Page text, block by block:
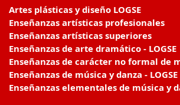
Artes plásticas y diseño LOGSE
Enseñanzas artísticas profesionales
Enseñanzas artísticas superiores
Enseñanzas de arte dramático - LOGSE
Enseñanzas de carácter no formal de
Enseñanzas de música y danza - LOGSE
Enseñanzas elementales de música y